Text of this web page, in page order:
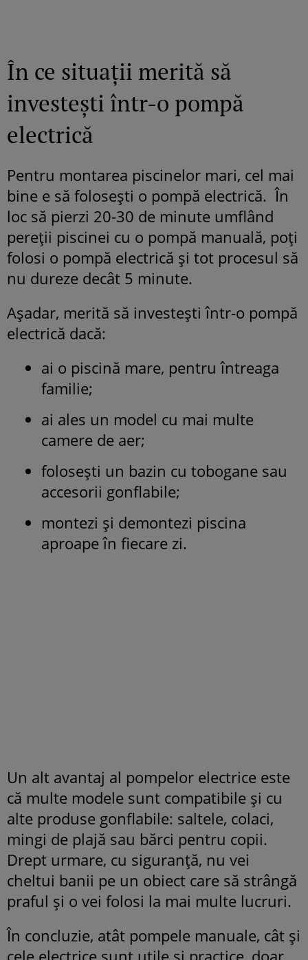
În ce situații merită să
investești într-o pompă
electrică
Pentru montarea piscinelor mari, cel mai
bine e să folosești o pompă electrică. În
loc să pierzi 20-30 de minute umflând
pereții piscinei cu o pompă manuală, poți
folosi o pompă electrică și tot procesul să
nu dureze decât 5 minute.
Așadar, merită să investești într-o pompă
electrică dacă:
ai o piscină mare, pentru întreaga
familie;
ai ales un model cu mai multe
camere de aer;
folosești un bazin cu tobogane sau
accesorii gonflabile;
montezi și demontezi piscina
aproape în fiecare zi.
Un alt avantaj al pompelor electrice este
că multe modele sunt compatibile și cu
alte produse gonflabile: saltele, colaci,
mingi de plajă sau bărci pentru copii.
Drept urmare, cu siguranță, nu vei
cheltui banii pe un obiect care să strângă
praful și o vei folosi la mai multe lucruri.
În concluzie, atât pompele manuale, cât și
cele electrice sunt utile și practice, doar